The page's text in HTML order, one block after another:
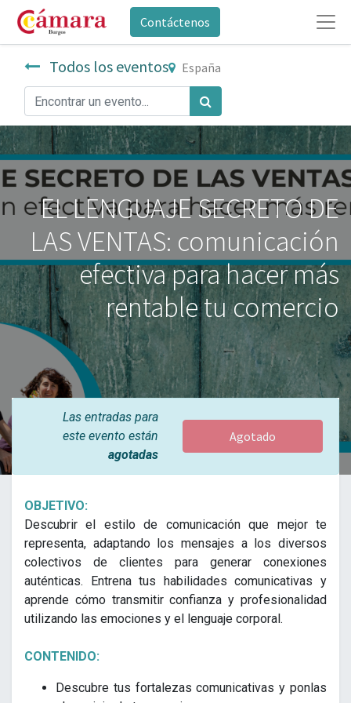
Contáctenos
Todos los eventos España
EL LENGUAJE SECRETO DE
LAS VENTAS: comunicación
efectiva para hacer más
rentable tu comercio
Las entradas para
este evento están
agotadas
Agotado
OBJETIVO:
Descubrir el estilo de comunicación que mejor te
representa, adaptando los mensajes a los diversos
colectivos de clientes para generar conexiones
auténticas. Entrena tus habilidades comunicativas y
aprende cómo transmitir confianza y profesionalidad
utilizando las emociones y el lenguaje corporal.
CONTENIDO:
Descubre tus fortalezas comunicativas y ponlas